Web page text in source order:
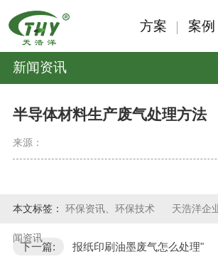
方案 案例
新闻资讯
半导体材料生产废气处理方法
来源：
本文标签： 环保资讯、环保技术 天浩洋企
闻资讯
下一篇: 报纸印刷油墨废气怎么处理"